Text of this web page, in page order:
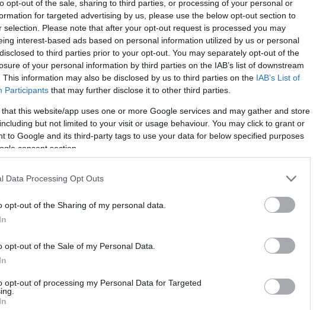
opt-out of the sale, sharing to third parties, or processing of your personal or
for targeted advertising by us, please use the below opt-out section to
selection. Please note that after your opt-out request is processed you may
interest-based ads based on personal information utilized by us or personal
to third parties prior to your opt-out. You may separately opt-out of the
of your personal information by third parties on the IAB’s list of downstream
This information may also be disclosed by us to third parties on the IAB’s List of
Participants that may further disclose it to other third parties.
that this website/app uses one or more Google services and may gather and store
but not limited to your visit or usage behaviour. You may click to grant or
to Google and its third-party tags to use your data for below specified purposes
consent section.
Data Processing Opt Outs
opt-out of the Sharing of my personal data.
opt-out of the Sale of my Personal Data.
opt-out of processing my Personal Data for Targeted
Unica e la busta paga
è fondamentale confrontare laCUrilasciata dal